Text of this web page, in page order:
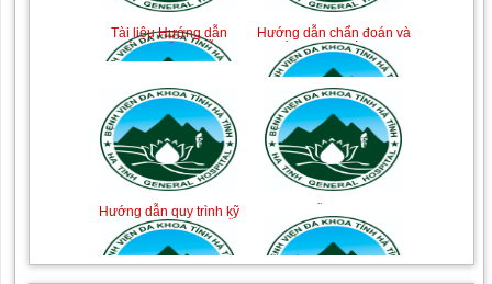
Tài liệu Hướng dẫn
phòng ngừa nhiễm
khuẩn vết mổ
Hướng dẫn chẩn đoán và
điều trị một số bệnh
truyền nhiễm
Hướng dẫn quy trình kỹ
thuật Chuyên khoa Phẫu
thuật Tiết niệu
thuật Nhi khoa